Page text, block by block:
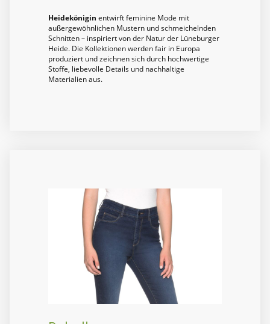
Heidekönigin entwirft feminine Mode mit
außergewöhnlichen Mustern und schmeichelnden
Schnitten – inspiriert von der Natur der Lüneburger
Heide. Die Kollektionen werden fair in Europa
produziert und zeichnen sich durch hochwertige
Stoffe, liebevolle Details und nachhaltige
Materialien aus.